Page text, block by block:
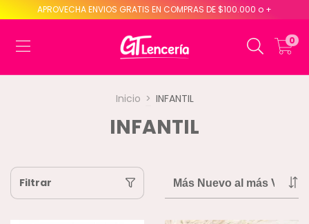
APROVECHA ENVIOS GRATIS EN COMPRAS DE $100.000 o +
0
Inicio > INFANTIL
INFANTIL
Filtrar